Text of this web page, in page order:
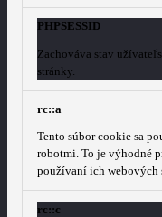
PHPSESSID
Zachováva stav
stránky.
rc::a
Tento súbor cookie sa
robotmi. To je výhodné
používaní ich webových
rc::c